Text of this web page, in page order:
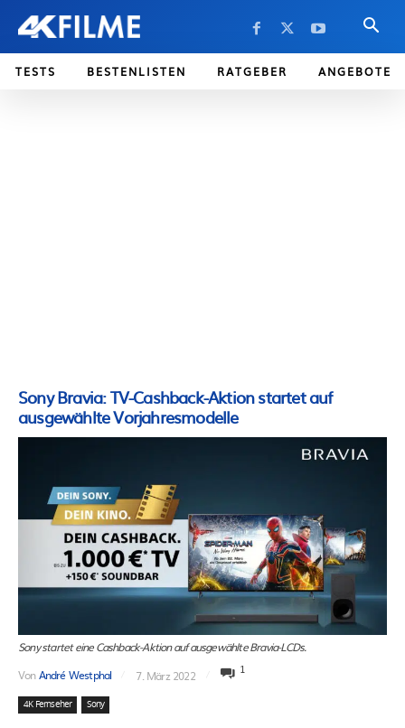
TESTS BESTENLISTEN RATGEBER ANGEBOTE
Sony Bravia: TV-Cashback-Aktion startet auf
ausgewählte Vorjahresmodelle
Sony startet eine Cashback-Aktion auf ausgewählte Bravia-LCDs.
VonAndré Westphal 7. März 2022 1
4K Fernseher Sony